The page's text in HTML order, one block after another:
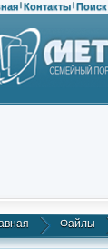
| Контакты | Поиск
Файлы